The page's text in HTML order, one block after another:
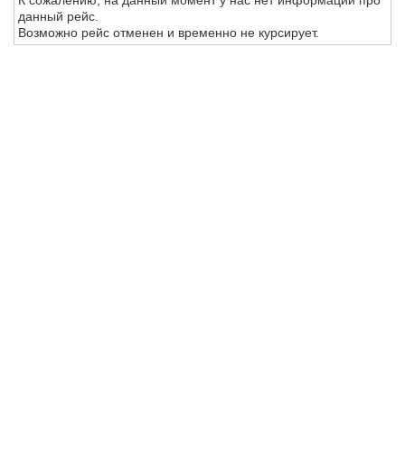
данный рейс.
Возможно рейс отменен и временно не курсирует.